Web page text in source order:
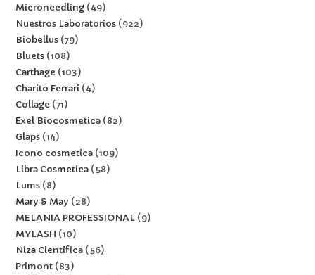
Microneedling 49
Nuestros Laboratorios 922
Biobellus 79
Bluets 108
Carthage
103
Charito Ferrari 4
Collage
71
Exel Biocosmetica 82
Glaps 14
Icono cosmetica 109
Libra Cosmetica 58
Lums 8
Mary & May
28
MELANIA PROFESSIONAL 9
MYLASH
10
Niza Cientifica 56
Primont 83